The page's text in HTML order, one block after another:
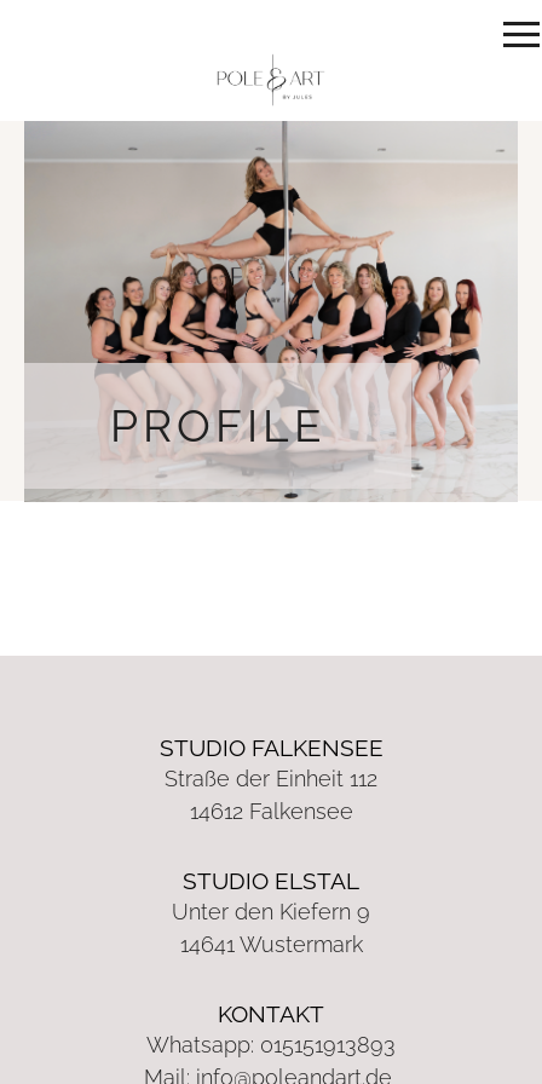
PROFILE
STUDIO FALKENSEE
Straße der Einheit 112
14612 Falkensee
STUDIO ELSTAL
Unter den Kiefern 9
14641 Wustermark
KONTAKT
Whatsapp: 015151913893
Mail: info@poleandart.de